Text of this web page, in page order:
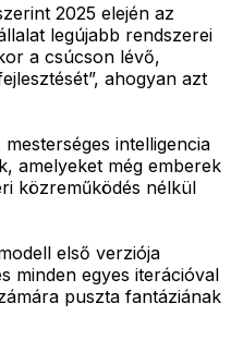
2025 elején az
legújabb rendszerei
a csúcson lévő,
ahogyan azt
intelligencia
amelyeket még emberek
közreműködés nélkül
első verziója
minden egyes iterációval
puszta fantáziának